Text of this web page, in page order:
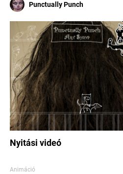
Punctually Punch
Nyitási videó
Animáció